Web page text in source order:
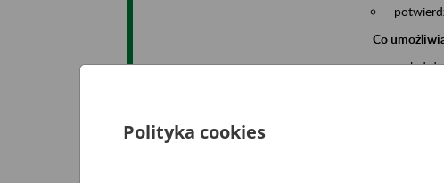
Co
wgląd
Polityka cookies